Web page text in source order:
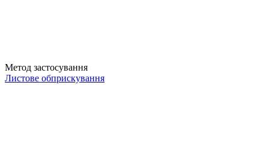
Метод застосування
Листове обприскування